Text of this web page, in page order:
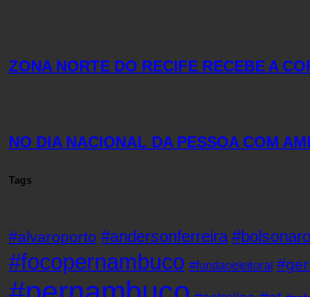
ZONA NORTE DO RECIFE RECEBE A
NO DIA NACIONAL DA PESSOA COM
Tags
#alvaroporto #andersonferreira #bolsonaro
#focopernambuco #fundaoeleitoral